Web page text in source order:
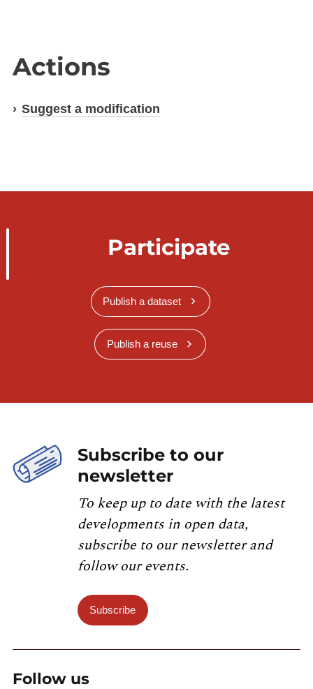
Actions
Suggest a modification
Participate
Publish a dataset
Publish a reuse
Subscribe to our
newsletter
To keep up to date with the latest
developments in open data,
subscribe to our newsletter and
follow our events.
Subscribe
Follow us